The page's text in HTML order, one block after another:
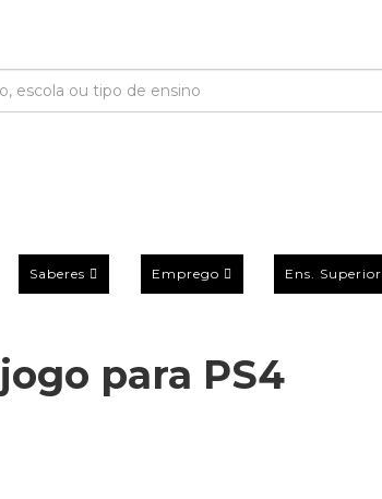
Saberes Emprego Ens. Superior
para PS4